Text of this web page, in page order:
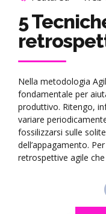
5
Nella metodologia
fondamentale per
produttivo. Ritengo,
variare
fossilizzarsi sulle
dell’appagamento.
retrospettive agile